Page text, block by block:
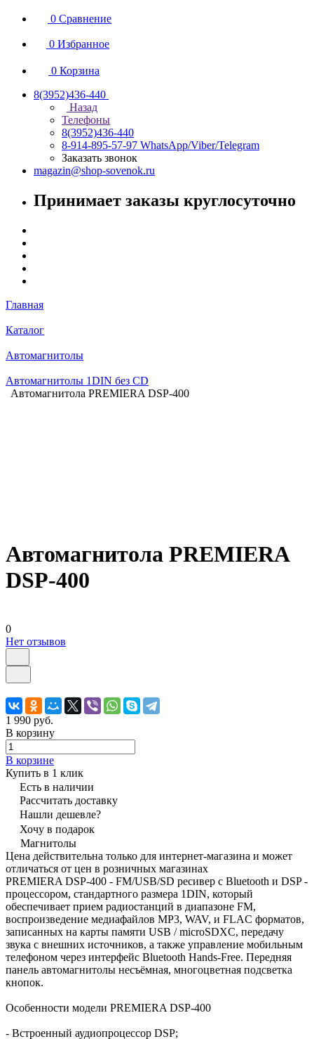
0 Сравнение
0 Избранное
0 Корзина
8(3952)436-440
Назад
Телефоны
8(3952)436-440
8-914-895-57-97 WhatsApp/Viber/Telegram
Заказать звонок
magazin@shop-sovenok.ru
Принимает заказы круглосуточно
Главная
Каталог
Автомагнитолы
Автомагнитолы 1DIN без CD
Автомагнитола PREMIERA DSP-400
Автомагнитола PREMIERA
DSP-400
0
Нет отзывов
1 990 руб.
В корзину
В корзине
Купить в 1 клик
Есть в наличии
Рассчитать доставку
Нашли дешевле?
Хочу в подарок
Магнитолы
Цена действительна только для интернет-магазина и может
отличаться от цен в розничных магазинах
PREMIERA DSP-400 - FM/USB/SD ресивер с Bluetooth и DSP -
процессором, стандартного размера 1DIN, который
обеспечивает прием радиостанций в диапазоне FM,
воспроизведение медиафайлов MP3, WAV, и FLAC форматов,
записанных на карты памяти USB / microSDXC, передачу
звука с внешних источников, а также управление мобильным
телефоном через интерфейс Bluetooth Hands-Free. Передняя
панель автомагнитолы несъёмная, многоцветная подсветка
кнопок.
Особенности модели PREMIERA DSP-400
- Встроенный аудиопроцессор DSP;